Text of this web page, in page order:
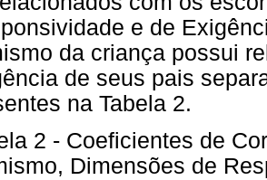
e de
da criança possui
de seus pais
na Tabela 2.
2 - Coeficientes de
Dimensões de